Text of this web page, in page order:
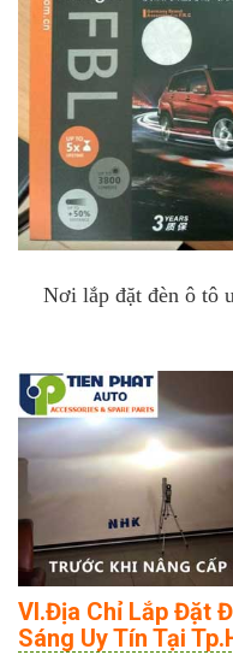
Nơi lắp đặt đèn ô tô
VI.Địa Chỉ Lắp Đặt
Sáng Uy Tín Tại